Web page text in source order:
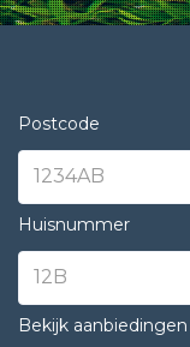
Postcode
Huisnummer
Bekijk aanbiedingen